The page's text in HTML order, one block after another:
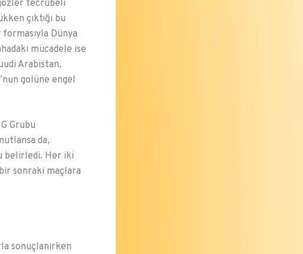
tecrübeli
çıktığı bu
Dünya
mücadele ise
Arabistan,
golüne engel
Grubu
da,
belirledi. Her iki
sonraki maçlara
sonuçlanırken